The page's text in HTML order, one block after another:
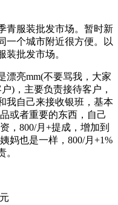
青服装批发市场。暂时新
一个城市附近很方便。以
装批发市场。
漂亮mm(不要骂我，大家
)，主要负责接待客户，
我自己来接收银班，基本
或者重要的东西，自己
，800/月+提成，增加到
妈也是一样，800/月+1%
。